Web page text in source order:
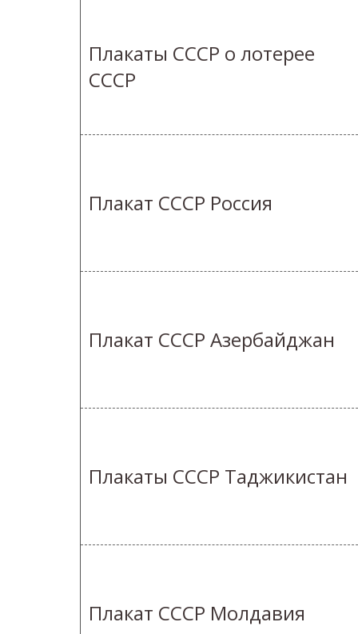
Плакаты СССР о лотерее
СССР
Плакат СССР Россия
Плакат СССР Азербайджан
Плакаты СССР Таджикистан
Плакат СССР Молдавия